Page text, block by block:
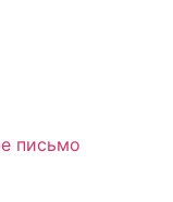
письмо